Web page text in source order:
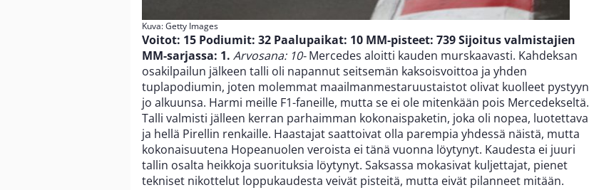
Kuva: Getty Images
Voitot: 15 Podiumit: 32 Paalupaikat: 10 MM-pisteet: 739Sijoitus valmistajien
MM-sarjassa: 1. Arvosana: 10-Mercedes aloitti kauden murskaavasti. Kahdeksan
osakilpailun jälkeen talli oli napannut seitsemän kaksoisvoittoa ja yhden
tuplapodiumin, joten molemmat maailmanmestaruustaistot olivat kuolleet pystyyn
jo alkuunsa. Harmi meille F1-faneille, mutta se ei ole mitenkään pois Mercedekseltä.
Talli valmisti jälleen kerran parhaimman kokonaispaketin, joka oli nopea, luotettava
ja hellä Pirellin renkaille. Haastajat saattoivat olla parempia yhdessä näistä, mutta
kokonaisuutena Hopeanuolen veroista ei tänä vuonna löytynyt. Kaudesta ei juuri
tallin osalta heikkoja suorituksia löytynyt. Saksassa mokasivat kuljettajat, pienet
tekniset nikottelut loppukaudesta veivät pisteitä, mutta eivät pilanneet mitään.